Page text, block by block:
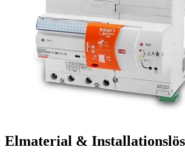
Elmaterial &